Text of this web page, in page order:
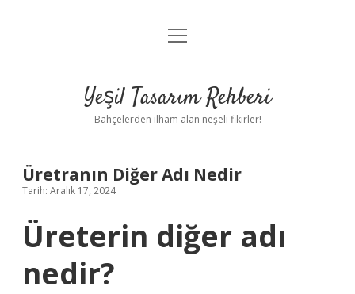
Anasayfa
Yasal Uyarı
menüyü
Yeşil Tasarım Rehberi
Bahçelerden ilham alan neşeli fikirler!
Üretranın Diğer Adı Nedir
Tarih: Aralık 17, 2024
Üreterin diğer adı
nedir?